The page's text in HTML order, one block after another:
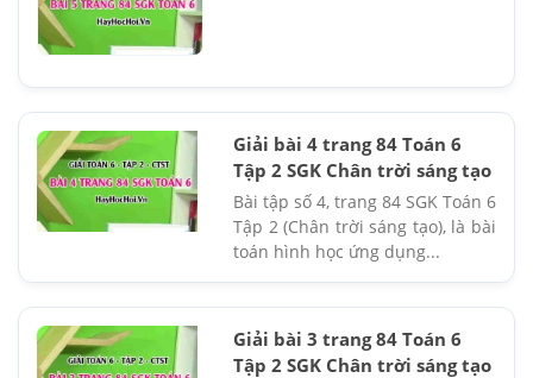
Giải bài 4 trang 84 Toán 6
Tập 2 SGK Chân trời sáng tạo
Bài tập số 4, trang 84 SGK Toán 6
Tập 2 (Chân trời sáng tạo), là bài
toán hình học ứng dụng...
Giải bài 3 trang 84 Toán 6
Tập 2 SGK Chân trời sáng tạo